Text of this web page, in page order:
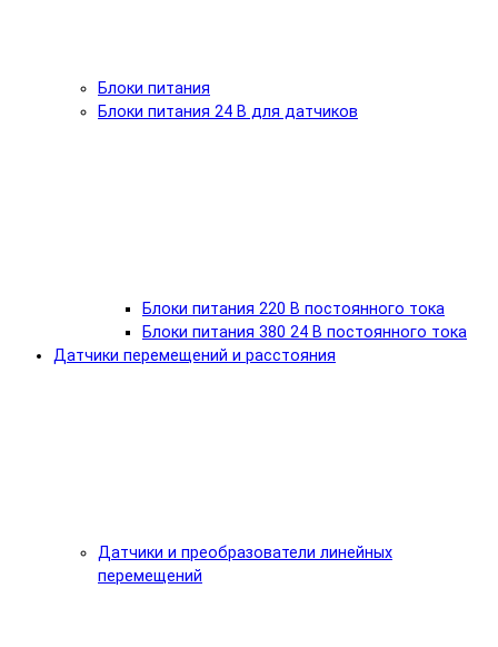
Блоки питания
Блоки питания 24 В для датчиков
Блоки питания 220 В постоянного тока
Блоки питания 380 24 В постоянного тока
Датчики перемещений и расстояния
Датчики и преобразователи линейных
перемещений